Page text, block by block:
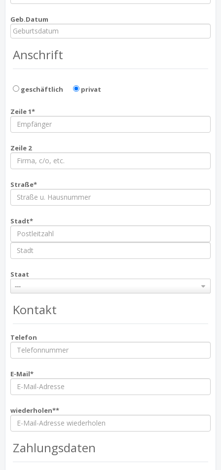
Geb.Datum
Anschrift
geschäftlich privat
Zeile 1*
Zeile 2
Straße*
Stadt*
Staat
---
Kontakt
Telefon
E-Mail*
wiederholen**
Zahlungsdaten